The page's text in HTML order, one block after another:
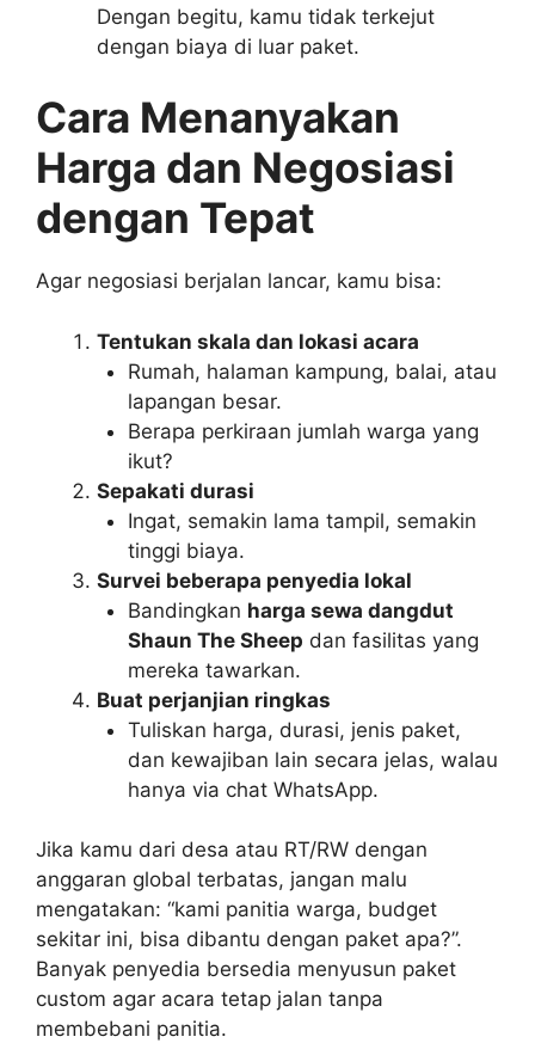
Dengan begitu, kamu tidak terkejut
dengan biaya di luar paket.
Cara Menanyakan
Harga dan Negosiasi
dengan Tepat
Agar negosiasi berjalan lancar, kamu bisa:
Tentukan skala dan lokasi acara
Rumah, halaman kampung, balai, atau
lapangan besar.
Berapa perkiraan jumlah warga yang
ikut?
Sepakati durasi
Ingat, semakin lama tampil, semakin
tinggi biaya.
Survei beberapa penyedia lokal
Bandingkan harga sewa dangdut
Shaun The Sheep dan fasilitas yang
mereka tawarkan.
Buat perjanjian ringkas
Tuliskan harga, durasi, jenis paket,
dan kewajiban lain secara jelas, walau
hanya via chat WhatsApp.
Jika kamu dari desa atau RT/RW dengan
anggaran global terbatas, jangan malu
mengatakan: “kami panitia warga, budget
sekitar ini, bisa dibantu dengan paket apa?”.
Banyak penyedia bersedia menyusun paket
custom agar acara tetap jalan tanpa
membebani panitia.